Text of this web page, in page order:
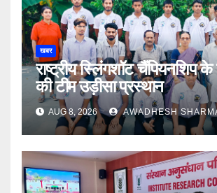
खबर
राष्ट्रीय स्लिंगशॉट चैंपियनशिप के
की टीम उड़ीसा प्रस्थान
AUG 8, 2026 AWADHESH